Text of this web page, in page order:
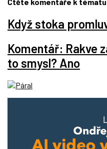
Když stoka
Komentář: Rakve
to smysl? Ano